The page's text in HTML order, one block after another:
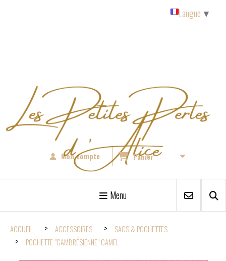
Mon compte Panier
Menu
ACCUEIL ACCESSOIRES
SACS & POCHETTES
POCHETTE "CAMBRÉSIENNE" CAMEL
Langue ▼